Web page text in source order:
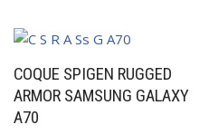
COQUE SPIGEN RUGGED
ARMOR SAMSUNG GALAXY
A70